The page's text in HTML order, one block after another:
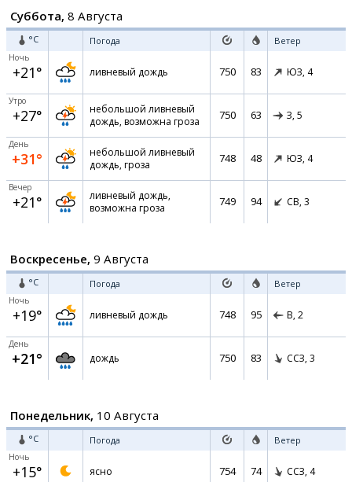
Суббота, 8 Августа
°C Погода Ветер
Ночь
+21° ливневый дождь 750 83 ЮЗ, 4
Утро
+27°
небольшой ливневый
дождь, возможна гроза
750 63 З, 5
День
+31°
небольшой ливневый
дождь, гроза
748 48 ЮЗ, 4
Вечер
+21°
ливневый дождь,
возможна гроза
749 94 СВ, 3
Воскресенье, 9 Августа
°C Погода Ветер
Ночь
+19° ливневый дождь 748 95 В, 2
День
+21° дождь 750 83 ССЗ, 3
Понедельник, 10 Августа
°C Погода Ветер
Ночь
+15° ясно 754 74 ССЗ, 4